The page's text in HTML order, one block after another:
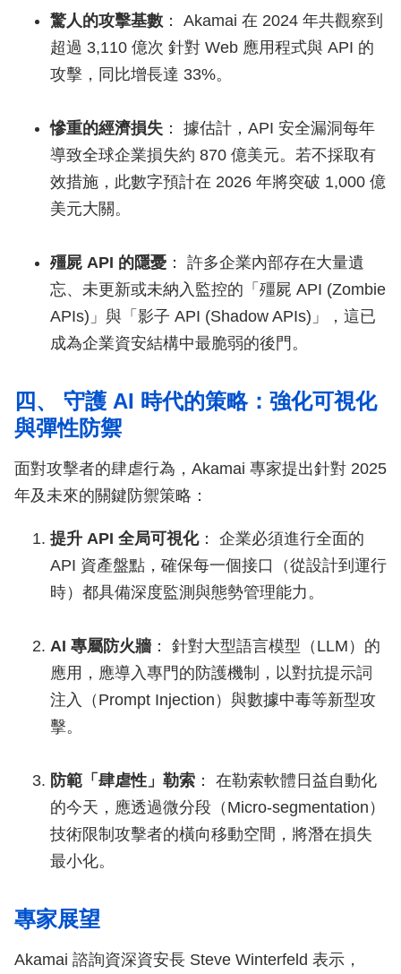
驚人的攻擊基數： Akamai 在 2024 年共觀察到
超過 3,110 億次 針對 Web 應用程式與 API 的
攻擊，同比增長達 33%。
慘重的經濟損失： 據估計，API 安全漏洞每年
導致全球企業損失約 870 億美元。若不採取有
效措施，此數字預計在 2026 年將突破 1,000 億
美元大關。
殭屍 API 的隱憂： 許多企業內部存在大量遺
忘、未更新或未納入監控的「殭屍 API (Zombie
APIs)」與「影子 API (Shadow APIs)」，這已
成為企業資安結構中最脆弱的後門。
四、 守護 AI 時代的策略：強化可視化
與彈性防禦
面對攻擊者的肆虐行為，Akamai 專家提出針對 2025
年及未來的關鍵防禦策略：
提升 API 全局可視化： 企業必須進行全面的
API 資產盤點，確保每一個接口（從設計到運行
時）都具備深度監測與態勢管理能力。
AI 專屬防火牆： 針對大型語言模型（LLM）的
應用，應導入專門的防護機制，以對抗提示詞
注入（Prompt Injection）與數據中毒等新型攻
擊。
防範「肆虐性」勒索： 在勒索軟體日益自動化
的今天，應透過微分段（Micro-segmentation）
技術限制攻擊者的橫向移動空間，將潛在損失
最小化。
專家展望
Akamai 諮詢資深資安長 Steve Winterfeld 表示，